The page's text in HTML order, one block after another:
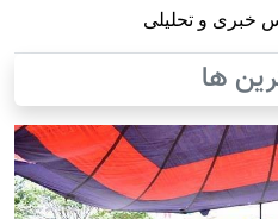
خبری و تحلیلی
ها